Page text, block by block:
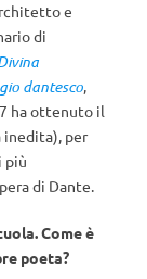
e
di
dantesco,
ha ottenuto il
inedita), per
più
di Dante.
Come è
poeta?